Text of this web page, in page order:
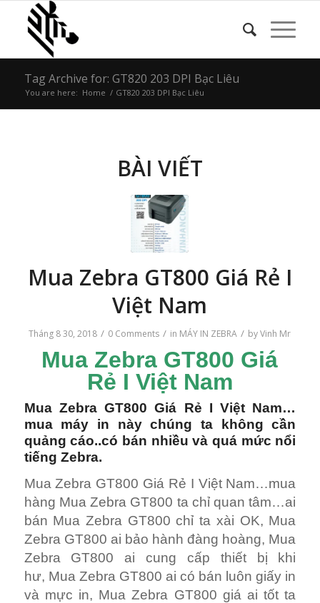
Tag Archive for: GT820 203 DPI Bạc Liêu
You are here: Home / GT820 203 DPI Bạc Liêu
BÀI VIẾT
Mua Zebra GT800 Giá Rẻ I
Việt Nam
Tháng 8 30, 2018 / 0 Comments / in MÁY IN ZEBRA / byVinh Mr
Mua Zebra GT800 Giá
Rẻ I Việt Nam
Mua Zebra GT800 Giá Rẻ I Việt Nam…
mua máy in này chúng ta không cần
quảng cáo..có bán nhiều và quá mức nổi
tiếng Zebra.
Mua Zebra GT800 Giá Rẻ I Việt Nam…mua
hàng Mua Zebra GT800 ta chỉ quan tâm…ai
bán Mua Zebra GT800 chỉ ta xài OK, Mua
Zebra GT800 ai bảo hành đàng hoàng, Mua
Zebra GT800 ai cung cấp thiết bị khi
hư, Mua Zebra GT800 ai có bán luôn giấy in
và mực in, Mua Zebra GT800 giá ai tốt ta